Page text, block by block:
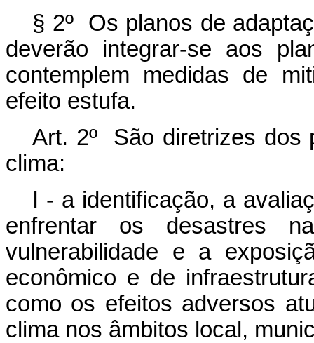
§ 2º Os planos de
deverão integrar-se aos
contemplem medidas de
efeito estufa.
Art. 2º São diretrizes dos
clima:
I - a identificação, a
enfrentar os desastres
vulnerabilidade e a
econômico e de
como os efeitos adversos
clima nos âmbitos local,